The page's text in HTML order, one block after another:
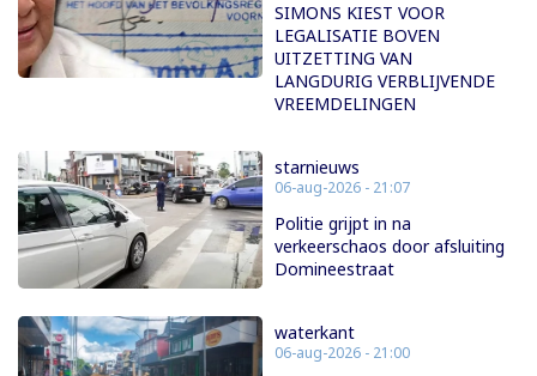
SIMONS KIEST VOOR
LEGALISATIE BOVEN
UITZETTING VAN
LANGDURIG VERBLIJVENDE
VREEMDELINGEN
starnieuws
06-aug-2026 - 21:07
Politie grijpt in na
verkeerschaos door afsluiting
Domineestraat
waterkant
06-aug-2026 - 21:00